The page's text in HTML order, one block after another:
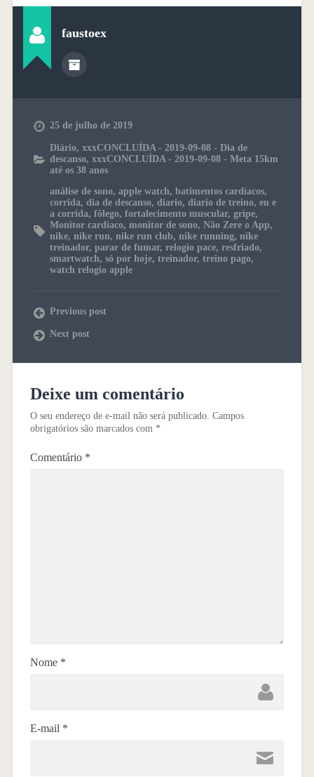
faustoex
25 de julho de 2019
Diário, xxxCONCLUÍDA - 2019-09-08 - Dia de
descanso, xxxCONCLUÍDA - 2019-09-08 - Meta 15km
até os 38 anos
análise de sono, apple watch, batimentos cardíacos,
corrida, dia de descanso, diario, diario de treino, eu e
a corrida, fôlego, fortalecimento muscular, gripe,
Monitor cardíaco, monitor de sono, Não Zere o App,
nike, nike run, nike run club, nike running, nike
treinador, parar de fumar, relogio pace, resfriado,
smartwatch, só por hoje, treinador, treino pago,
watch relogio apple
Previous post
Next post
Deixe um comentário
O seu endereço de e-mail não será publicado. Campos
obrigatórios são marcados com *
Comentário *
Nome *
E-mail *